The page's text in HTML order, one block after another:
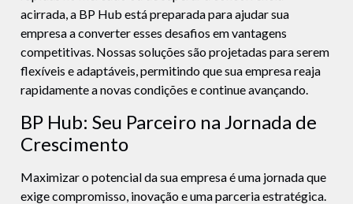
acirrada, a BP Hub está preparada para ajudar sua
empresa a converter esses desafios em vantagens
competitivas. Nossas soluções são projetadas para serem
flexíveis e adaptáveis, permitindo que sua empresa reaja
rapidamente a novas condições e continue avançando.
BP Hub: Seu Parceiro na Jornada de
Crescimento
Maximizar o potencial da sua empresa é uma jornada que
exige compromisso, inovação e uma parceria estratégica.